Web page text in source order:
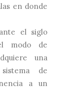
en donde
el siglo
modo de
una
de
a un